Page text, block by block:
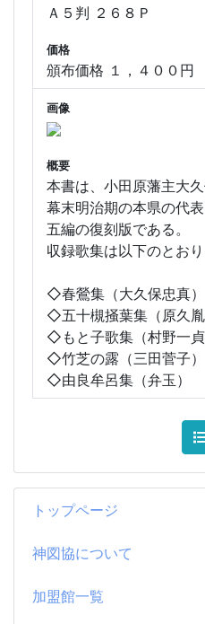
トップページ
神図協について
加盟館一覧
Ａ５判 ２６８Ｐ
価格
頒布価格 １，４００円
画像
概要
本書は、小田原藩主大
幕末明治期の本県の代
五編の復刻版である。
収録歌集は以下のとおり
◇春鶯集（大久保忠真
◇五十槻掻葉集（原久胤
◇もと子歌集（村野一
◇竹芝の露（三田菅子）
◇由良牟呂集（弁玉）